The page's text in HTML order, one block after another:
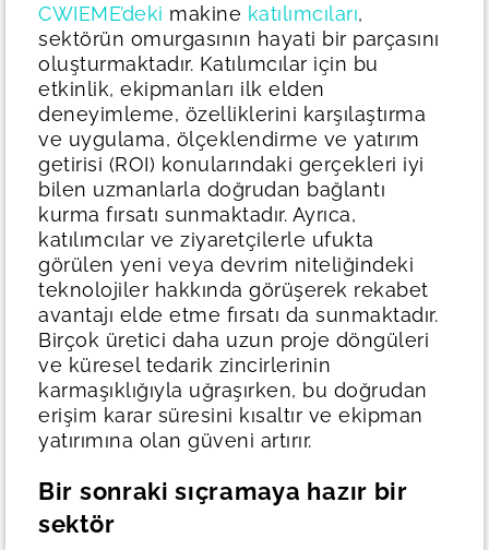
CWIEME’deki makine katılımcıları,
sektörün omurgasının hayati bir parçasını
oluşturmaktadır. Katılımcılar için bu
etkinlik, ekipmanları ilk elden
deneyimleme, özelliklerini karşılaştırma
ve uygulama, ölçeklendirme ve yatırım
getirisi (ROI) konularındaki gerçekleri iyi
bilen uzmanlarla doğrudan bağlantı
kurma fırsatı sunmaktadır. Ayrıca,
katılımcılar ve ziyaretçilerle ufukta
görülen yeni veya devrim niteliğindeki
teknolojiler hakkında görüşerek rekabet
avantajı elde etme fırsatı da sunmaktadır.
Birçok üretici daha uzun proje döngüleri
ve küresel tedarik zincirlerinin
karmaşıklığıyla uğraşırken, bu doğrudan
erişim karar süresini kısaltır ve ekipman
yatırımına olan güveni artırır.
Bir sonraki sıçramaya hazır bir
sektör